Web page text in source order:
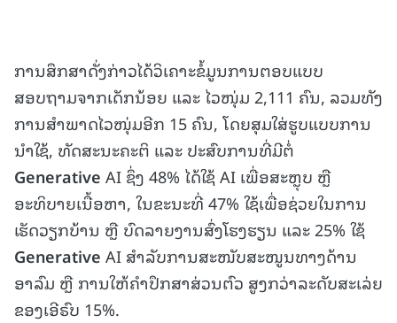
ການສຶກສາດັ່ງກ່າວໄດ້ວິເຄາະຂໍ້ມູນການຕອບແບບ
ສອບຖາມຈາກເດັກນ້ອຍ ແລະ ໄວໜຸ່ມ 2,111 ຄົນ, ລວມທັງ
ການສຳພາດໄວໜຸ່ມອີກ 15 ຄົນ, ໂດຍສຸມໃສ່ຮູບແບບການ
ນຳໃຊ້, ທັດສະນະຄະຕິ ແລະ ປະສົບການທີ່ມີຕໍ່
Generative AI ຊຶ່ງ 48% ໄດ້ໃຊ້ AI ເພື່ອສະຫຼຸບ ຫຼື
ອະທິບາຍເນື້ອຫາ, ໃນຂະນະທີ່ 47% ໃຊ້ເພື່ອຊ່ວຍໃນການ
ເຮັດວຽກບ້ານ ຫຼື ບົດລາຍງານສົ່ງໂຮງຮຽນ ແລະ 25% ໃຊ້
Generative AI ສຳລັບການສະໜັບສະໜູນທາງດ້ານ
ອາລົມ ຫຼື ການໃຫ້ຄຳປຶກສາສ່ວນຕົວ ສູງກວ່າລະດັບສະເລ່ຍ
ຂອງເອີຣົບ 15%.